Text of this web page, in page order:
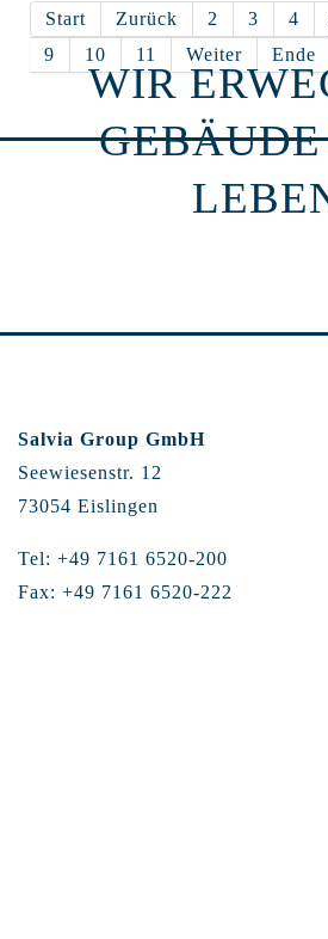
Start Zurück 2 3 4
9
10 11 Weiter Ende
WIR
Salvia Group GmbH
Seewiesenstr. 12
73054 Eislingen
Tel: +49 7161 6520-200
Fax: +49 7161 6520-222